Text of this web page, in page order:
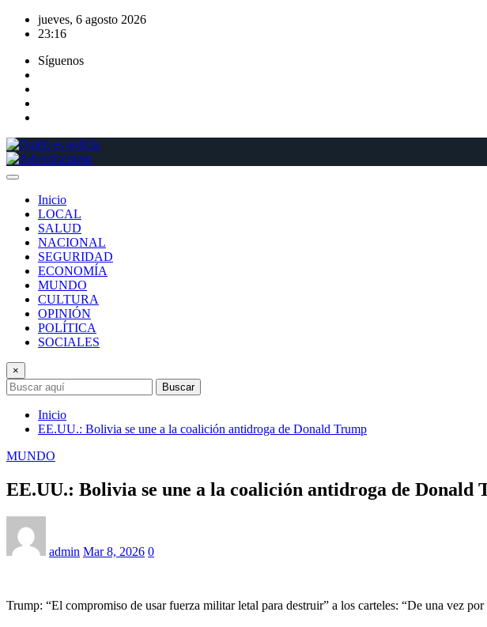
Saltar
jueves, 6 agosto 2026
23:16
Síguenos
Inicio
LOCAL
SALUD
NACIONAL
SEGURIDAD
ECONOMÍA
MUNDO
CULTURA
OPINIÓN
POLÍTICA
SOCIALES
×
Buscar
Inicio
EE.UU.: Bolivia se une a la coalición antidroga de Donald Trump
MUNDO
EE.UU.: Bolivia se une a la coalición antidroga de Donald
admin Mar 8, 2026 0
Trump: “El compromiso de usar fuerza militar letal para destruir” a los carteles: “De una vez